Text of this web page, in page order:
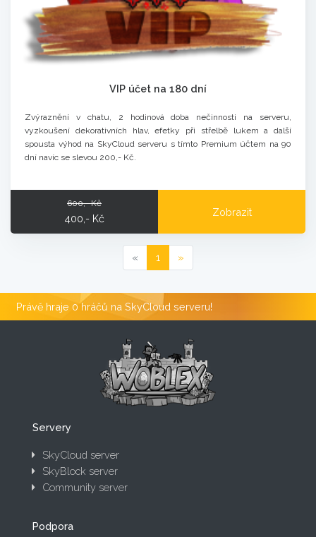
VIP účet na 180 dní
Zvýraznění v chatu, 2 hodinová doba nečinnosti na serveru,
vyzkoušení dekorativních hlav, efetky při střelbě lukem a další
spousta výhod na SkyCloud serveru s tímto Premium účtem na 90
dní navíc se slevou 200,- Kč.
600,- Kč
400,- Kč
Zobrazit
« 1 »
Právě hraje 0 hráčů na SkyCloud serveru!
Servery
SkyCloud server
SkyBlock server
Community server
Podpora